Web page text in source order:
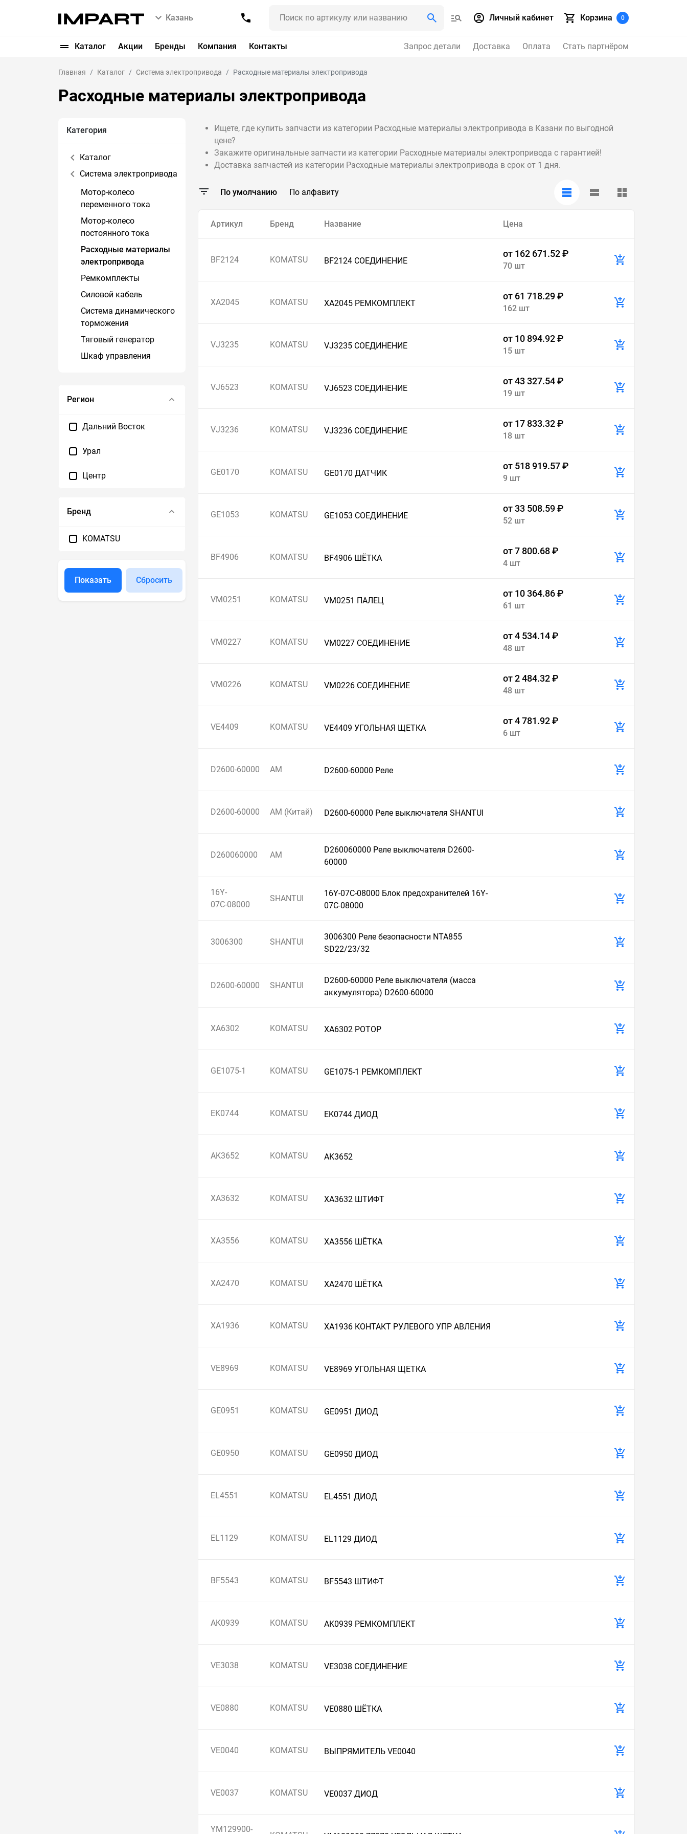
Казань Личный кабинет Корзина 0
Каталог Акции Бренды Компания Контакты Запрос детали Доставка Оплата Стать партнёром
Главная Каталог Система электропривода Расходные материалы электропривода
Расходные материалы электропривода
Категория
Каталог
Система электропривода
Мотор-колесо
переменного тока
Мотор-колесо
постоянного тока
Расходные материалы
электропривода
Ремкомплекты
Силовой кабель
Система динамического
торможения
Тяговый генератор
Шкаф управления
Регион
Дальний Восток
Урал
Центр
Бренд
KOMATSU
Показать Сбросить
Ищете, где купить запчасти из категории Расходные материалы электропривода в Казани по выгодной
цене?
Закажите оригинальные запчасти из категории Расходные материалы электропривода с гарантией!
Доставка запчастей из категории Расходные материалы электропривода в срок от 1 дня.
По умолчанию По алфавиту
Артикул Бренд Название Цена
BF2124 KOMATSU BF2124 СОЕДИНЕНИЕ
от 162 671.52 ₽
70 шт
XA2045 KOMATSU XA2045 РЕМКОМПЛЕКТ
от 61 718.29 ₽
162 шт
VJ3235 KOMATSU VJ3235 СОЕДИНЕНИЕ
от 10 894.92 ₽
15 шт
VJ6523 KOMATSU VJ6523 СОЕДИНЕНИЕ
от 43 327.54 ₽
19 шт
VJ3236 KOMATSU VJ3236 СОЕДИНЕНИЕ
от 17 833.32 ₽
18 шт
GE0170 KOMATSU GE0170 ДАТЧИК
от 518 919.57 ₽
9 шт
GE1053 KOMATSU GE1053 СОЕДИНЕНИЕ
от 33 508.59 ₽
52 шт
BF4906 KOMATSU BF4906 ШЁТКА
от 7 800.68 ₽
4 шт
VM0251 KOMATSU VM0251 ПАЛЕЦ
от 10 364.86 ₽
61 шт
VM0227 KOMATSU VM0227 СОЕДИНЕНИЕ
от 4 534.14 ₽
48 шт
VM0226 KOMATSU VM0226 СОЕДИНЕНИЕ
от 2 484.32 ₽
48 шт
VE4409 KOMATSU VE4409 УГОЛЬНАЯ ЩЕТКА
от 4 781.92 ₽
6 шт
D2600-60000 AM D2600-60000 Реле
D2600-60000 AM (Китай) D2600-60000 Реле выключателя SHANTUI
D260060000 AM
D260060000 Реле выключателя D2600-
60000
16Y-
07С-08000
SHANTUI
16Y-07С-08000 Блок предохранителей 16Y-
07С-08000
3006300 SHANTUI
3006300 Реле безопасности NTA855
SD22/23/32
D2600-60000 SHANTUI
D2600-60000 Реле выключателя (масса
аккумулятора) D2600-60000
XA6302 KOMATSU XA6302 РОТОР
GE1075-1 KOMATSU GE1075-1 РЕМКОМПЛЕКТ
EK0744 KOMATSU EK0744 ДИОД
AK3652 KOMATSU AK3652
XA3632 KOMATSU XA3632 ШТИФТ
XA3556 KOMATSU XA3556 ШЁТКА
XA2470 KOMATSU XA2470 ШЁТКА
XA1936 KOMATSU XA1936 КОНТАКТ РУЛЕВОГО УПР АВЛЕНИЯ
VE8969 KOMATSU VE8969 УГОЛЬНАЯ ЩЕТКА
GE0951 KOMATSU GE0951 ДИОД
GE0950 KOMATSU GE0950 ДИОД
EL4551 KOMATSU EL4551 ДИОД
EL1129 KOMATSU EL1129 ДИОД
BF5543 KOMATSU BF5543 ШТИФТ
AK0939 KOMATSU AK0939 РЕМКОМПЛЕКТ
VE3038 KOMATSU VE3038 СОЕДИНЕНИЕ
VE0880 KOMATSU VE0880 ШЁТКА
VE0040 KOMATSU ВЫПРЯМИТЕЛЬ VE0040
VE0037 KOMATSU VE0037 ДИОД
YM129900-